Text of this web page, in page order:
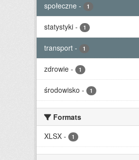
społeczne - 1
statystyki - 1
transport - 1
zdrowie - 1
środowisko - 1
Formats
XLSX - 1